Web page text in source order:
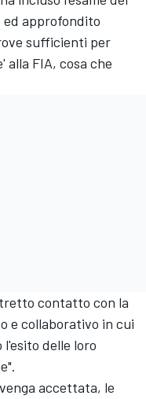
approfondito
sufficienti per
FIA, cosa che
contatto con la
e collaborativo in cui
delle loro
accettata, le